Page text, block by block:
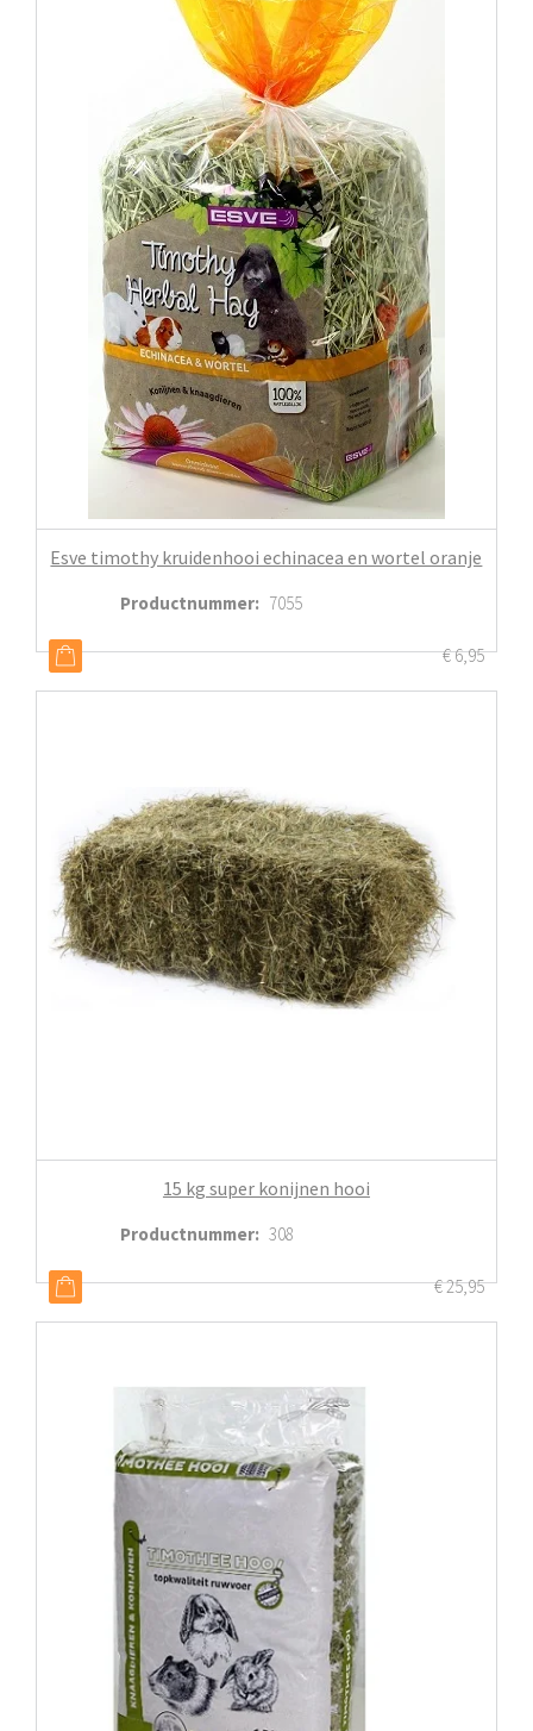
Esve timothy kruidenhooi echinacea en wortel oranje
Productnummer: 7055
€6,95
15 kg super konijnen hooi
Productnummer: 308
€25,95